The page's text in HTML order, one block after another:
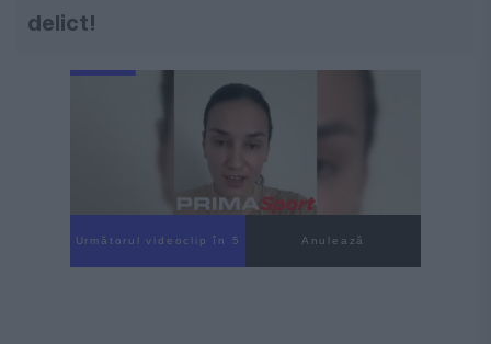
delict!
Următorul videoclip în 4 Anulează